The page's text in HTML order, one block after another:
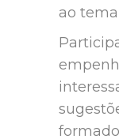
ao tema